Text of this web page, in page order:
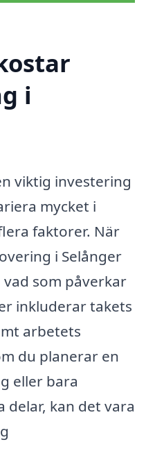
i
viktig investering
mycket i
faktorer. När
i Selånger
som påverkar
inkluderar takets
arbetets
du planerar en
eller bara
delar, kan det vara